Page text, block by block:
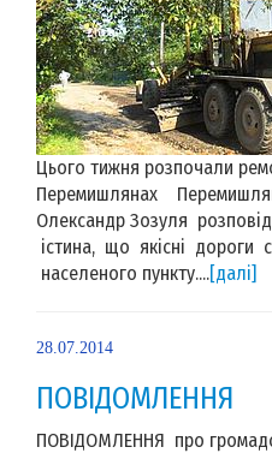
Цього тижня розпочали
Перемишлянах
Олександр Зозуля
істина, що якісні дороги
населеного пункту....[далі]
28.07.2014
ПОВІДОМЛЕННЯ
ПОВІДОМЛЕННЯ про